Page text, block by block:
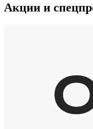
Акции и